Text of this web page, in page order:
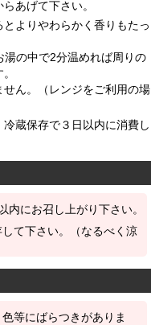
あげて下さい。
よりやわらかく香りもたっ
の中で2分温めれば周りの
ん。（レンジをご利用の場
蔵保存で３日以内に消費し
内にお召し上がり下さい。
て下さい。（なるべく涼
等にばらつきがありま